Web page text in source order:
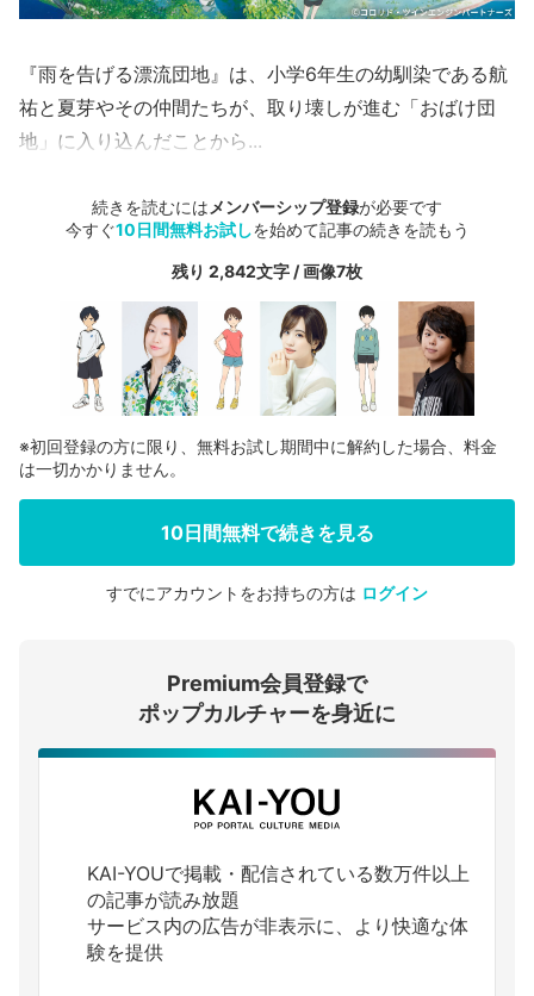
『雨を告げる漂流団地』は、小学6年生の幼馴染である航
祐と夏芽やその仲間たちが、取り壊しが進む「おばけ団
地」に入り込んだことから...
続きを読むには メンバーシップ登録が必要です
今すぐ10日間無料お試しを始めて記事の続きを読もう
残り 2,842文字 / 画像7枚
会員登録する
ログインする
※初回登録の方に限り、無料お試し期間中に解約した場合、料金
は一切かかりません。
10日間無料で続きを見る
すでにアカウントをお持ちの方は ログイン
Premium会員登録で
ポップカルチャーを身近に
KAI-YOUで掲載・配信されている数万件以上
の記事が読み放題
サービス内の広告が非表示に、より快適な体
験を提供